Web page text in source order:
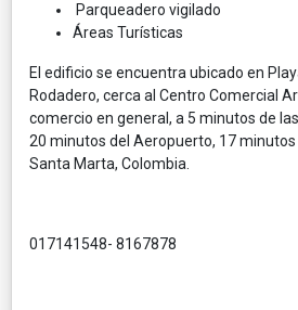
Parqueadero vigilado
Áreas Turísticas
El edificio se encuentra ubicado en
Rodadero, cerca al Centro Comercial
comercio en general, a 5 minutos de
20 minutos del Aeropuerto, 17
Santa Marta, Colombia.
017141548- 8167878